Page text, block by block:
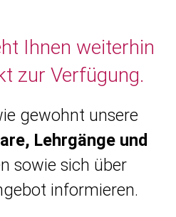
Ihnen weiterhin
zur Verfügung.
gewohnt unsere
Lehrgänge und
sowie sich über
informieren.